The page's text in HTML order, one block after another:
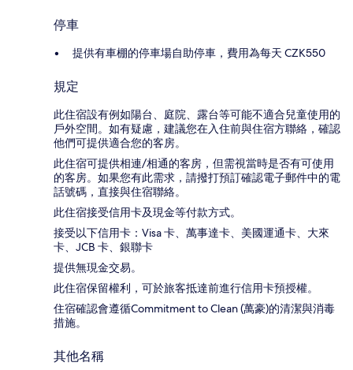
停車
提供有車棚的停車場自助停車，費用為每天 CZK550
規定
此住宿設有例如陽台、庭院、露台等可能不適合兒童使用的
戶外空間。如有疑慮，建議您在入住前與住宿方聯絡，確認
他們可提供適合您的客房。
此住宿可提供相連/相通的客房，但需視當時是否有可使用
的客房。如果您有此需求，請撥打預訂確認電子郵件中的電
話號碼，直接與住宿聯絡。
此住宿接受信用卡及現金等付款方式。
接受以下信用卡：Visa 卡、萬事達卡、美國運通卡、大來
卡、JCB 卡、銀聯卡
提供無現金交易。
此住宿保留權利，可於旅客抵達前進行信用卡預授權。
住宿確認會遵循Commitment to Clean (萬豪)的清潔與消毒
措施。
其他名稱